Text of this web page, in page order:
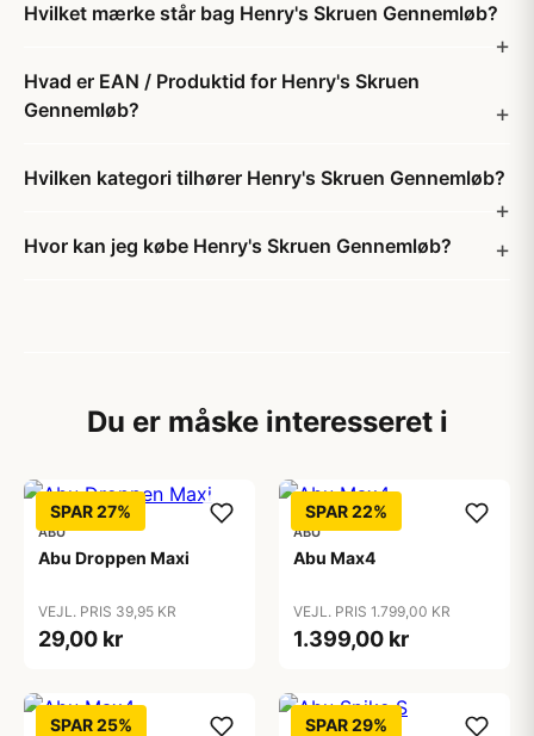
Hvilket mærke står bag Henry's Skruen Gennemløb?
Hvad er EAN / Produktid for Henry's Skruen
Gennemløb?
Hvilken kategori tilhører Henry's Skruen Gennemløb?
Hvor kan jeg købe Henry's Skruen Gennemløb?
Du er måske interesseret i
SPAR 27%
ABU
Abu Droppen Maxi
VEJL. PRIS 39,95 KR
29,00 kr
SPAR 22%
ABU
Abu Max4
VEJL. PRIS 1.799,00 KR
1.399,00 kr
SPAR 25% SPAR 29%